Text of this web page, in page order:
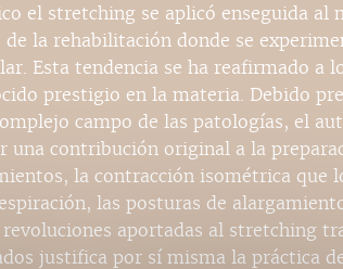
el stretching se aplicó enseguida al
de la rehabilitación donde se
Esta tendencia se ha reafirmado a
prestigio en la materia. Debido
campo de las patologías, el
una contribución original a la
la contracción isométrica que
las posturas de
aportadas al stretching
justifica por sí misma la práctica